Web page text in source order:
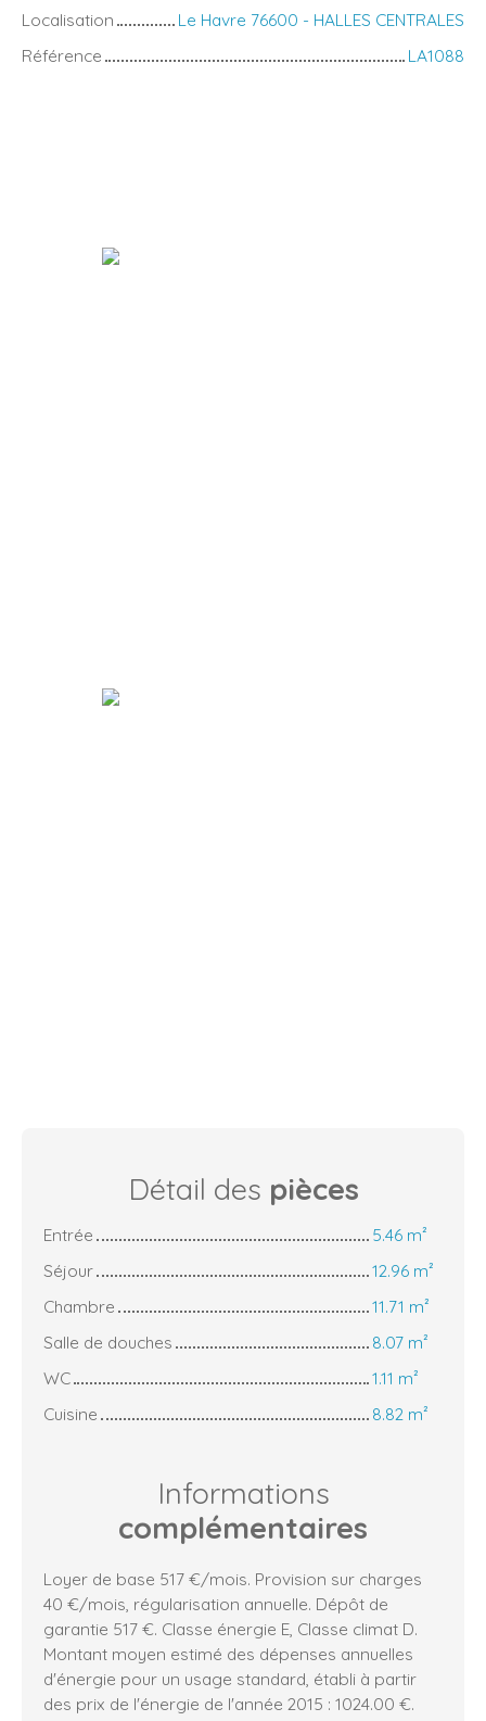
Localisation
Le Havre 76600 - HALLES CENTRALES
Référence
LA1088
Détail des pièces
Entrée
5.46 m²
Séjour
12.96 m²
Chambre
11.71 m²
Salle de douches
8.07 m²
WC
1.11 m²
Cuisine
8.82 m²
Informations
complémentaires
Loyer de base 517 €/mois. Provision sur charges
40 €/mois, régularisation annuelle. Dépôt de
garantie 517 €. Classe énergie E, Classe climat D.
Montant moyen estimé des dépenses annuelles
d'énergie pour un usage standard, établi à partir
des prix de l'énergie de l'année 2015 : 1024.00 €.